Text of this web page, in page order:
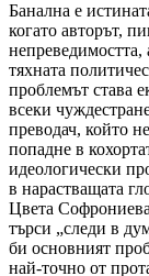
Банална е
когато авторът,
тяхната
проблемът става
всеки
преводач, който
попадне в
идеологически
в нарастващата
Цвета
търси „следи в
би основният
най-точно от